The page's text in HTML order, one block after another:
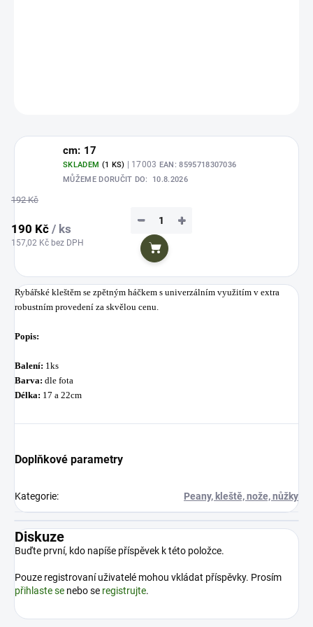
cm: 17
SKLADEM (1 KS) | 17003 EAN: 8595718307036
MŮŽEME DORUČIT DO:
10.8.2026
192 Kč
190 Kč / ks
157,02 Kč bez DPH
+
−
Do košíku
Rybářské kleštěm se zpětným háčkem s univerzálním využitím v extra
robustním provedení za skvělou cenu.
Popis:
Balení: 1ks
Barva: dle fota
Délka: 17 a 22cm
Doplňkové parametry
Kategorie: Peany, kleště, nože, nůžky
Diskuze
Buďte první, kdo napíše příspěvek k této položce.
Pouze registrovaní uživatelé mohou vkládat příspěvky. Prosím
přihlaste se nebo se registrujte.